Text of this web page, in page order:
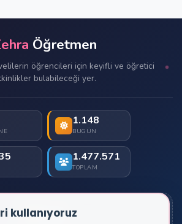
Öğretmen
öğrencileri için keyifli ve öğretici
bulabileceği yer.
1.148
BUGÜN
1.477.571
TOPLAM
İletişim
kullanıyoruz